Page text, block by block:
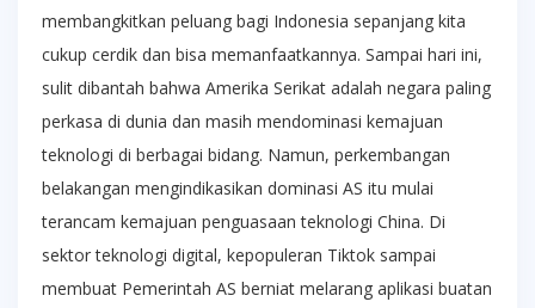
membangkitkan peluang bagi Indonesia sepanjang kita
cukup cerdik dan bisa memanfaatkannya. Sampai hari ini,
sulit dibantah bahwa Amerika Serikat adalah negara paling
perkasa di dunia dan masih mendominasi kemajuan
teknologi di berbagai bidang. Namun, perkembangan
belakangan mengindikasikan dominasi AS itu mulai
terancam kemajuan penguasaan teknologi China. Di
sektor teknologi digital, kepopuleran Tiktok sampai
membuat Pemerintah AS berniat melarang aplikasi buatan